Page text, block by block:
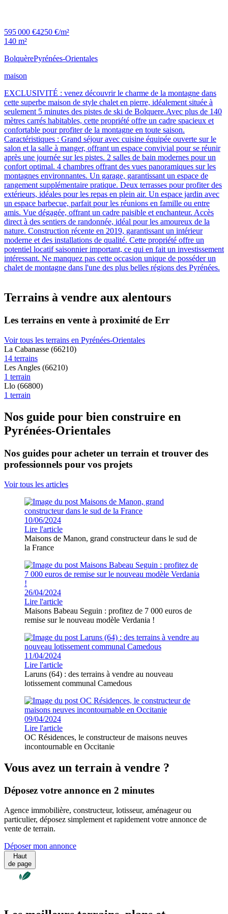
595 000 €4250 €/m²
140 m²
BolquèrePyrénées-Orientales
maison
EXCLUSIVITÉ : venez découvrir le charme de la montagne dans
cette superbe maison de style chalet en pierre, idéalement située à
seulement 5 minutes des pistes de ski de Bolquere.Avec plus de 140
mètres carrés habitables, cette propriété offre un cadre spacieux et
confortable pour profiter de la montagne en toute saison.
Caractéristiques : Grand séjour avec cuisine équipée ouverte sur le
salon et la salle à manger, offrant un espace convivial pour se réunir
après une journée sur les pistes. 2 salles de bain modernes pour un
confort optimal. 4 chambres offrant des vues panoramiques sur les
montagnes environnantes. Un garage, garantissant un espace de
rangement supplémentaire pratique. Deux terrasses pour profiter des
extérieurs, idéales pour les repas en plein air. Un espace jardin avec
un espace barbecue, parfait pour les réunions en famille ou entre
amis. Vue dégagée, offrant un cadre paisible et enchanteur. Accès
direct à des sentiers de randonnée, idéal pour les amoureux de la
nature. Construction récente en 2019, garantissant un intérieur
moderne et des installations de qualité. Cette propriété offre un
potentiel locatif saisonnier important, ce qui en fait un investissement
intéressant. Ne manquez pas cette occasion unique de posséder un
chalet de montagne dans l'une des plus belles régions des Pyrénées.
Terrains à vendre aux alentours
Les terrains en vente à proximité de Err
Voir tous les terrains en Pyrénées-Orientales
La Cabanasse (66210)
14 terrains
Les Angles (66210)
1 terrain
Llo (66800)
1 terrain
Nos guide pour bien construire en
Pyrénées-Orientales
Nos guides pour acheter un terrain et trouver des
professionnels pour vos projets
Voir tous les articles
10/06/2024
Lire l'article
Maisons de Manon, grand constructeur dans le sud de
la France
26/04/2024
Lire l'article
Maisons Babeau Seguin : profitez de 7 000 euros de
remise sur le nouveau modèle Verdania !
11/04/2024
Lire l'article
Laruns (64) : des terrains à vendre au nouveau
lotissement communal Camedous
09/04/2024
Lire l'article
OC Résidences, le constructeur de maisons neuves
incontournable en Occitanie
Vous avez un terrain à vendre ?
Déposez votre annonce en 2 minutes
Agence immobilière, constructeur, lotisseur, aménageur ou
particulier, déposez simplement et rapidement votre annonce de
vente de terrain.
Déposer mon annonce
Haut
de page